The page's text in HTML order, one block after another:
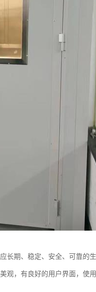
长期、稳定、安全、可靠的
观，有良好的用户界面，使